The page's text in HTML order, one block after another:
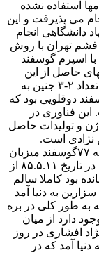
استفاده نشده
می پذیرفت و این
دانشگاهی انجام
فشم تهران با روش
اسپرم گوسفند
حاصل از این
روش پس از ۷ روز در مرحله بلاستوسیست به تعداد ۲-۳ جنین به
دوقلویی بود که
فناوری در
و تولیدات حاصل
نژادی است.
۲- فاز کلونینگ: از تعداد ۲۳۰ جنین منتقل شده به ۷۷گوسفند میزبان
، ۲ بره شبیه سازی شده حاصل شد که بره اول در تاریخ ۸۵.۵.۱۱ از
بود کاملا سالم
طی عمل سزارین به دنیا آمد
که به طور کلی در بره
دارد از میان
۴ کیلوگرم با نژاد افشاری در روز
بامداد به دنیا آمد که در